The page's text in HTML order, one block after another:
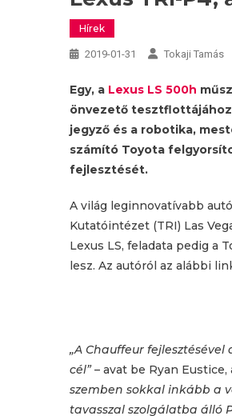
Hírek
2019-01-31 Tokaji Tamás
Egy, a Lexus LS 500h
önvezető
jegyző és a robotika,
számító Toyota
fejlesztését.
A világ leginnovatívabb
Kutatóintézet (TRI) Las
Lexus LS, feladata pedig a
lesz. Az autóról az alábbi
„A Chauffeur
cél”– avat be Ryan
szemben sokkal inkább a
tavasszal szolgálatba álló